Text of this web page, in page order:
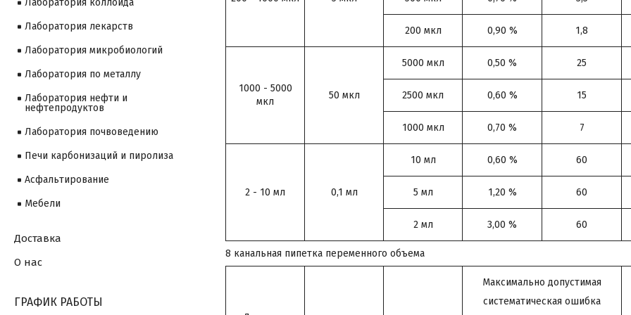
200 мкл 0,90 % 1,8
1000 - 5000
мкл
50 мкл
5000 мкл 0,50 % 25
2500 мкл 0,60 % 15
1000 мкл 0,70 % 7
2 - 10 мл 0,1 мл
10 мл 0,60 % 60
5 мл 1,20 % 60
2 мл 3,00 % 60
8 канальная пипетка переменного объема
Максимально допустимая
систематическая ошибка
Лаборатория коллоида
Лаборатория лекарств
Лаборатория микробиологий
Лаборатория по металлу
Лаборатория нефти и
нефтепродуктов
Лаборатория почвоведению
Печи карбонизаций и пиролиза
Асфальтирование
Мебели
Доставка
О нас
ГРАФИК РАБОТЫ